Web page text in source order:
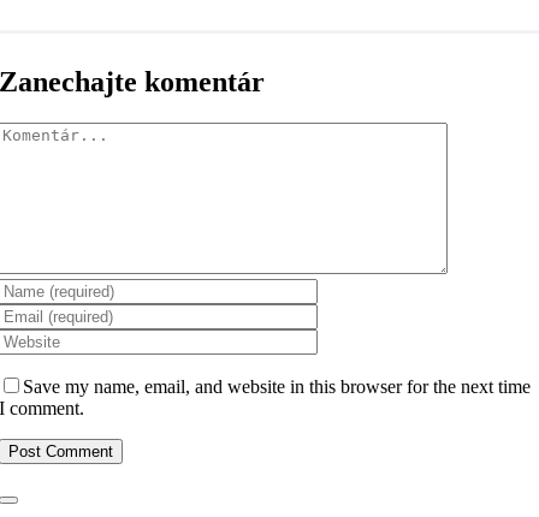
Zanechajte komentár
Save my name, email, and website in this browser for the next time
I comment.
Toggle